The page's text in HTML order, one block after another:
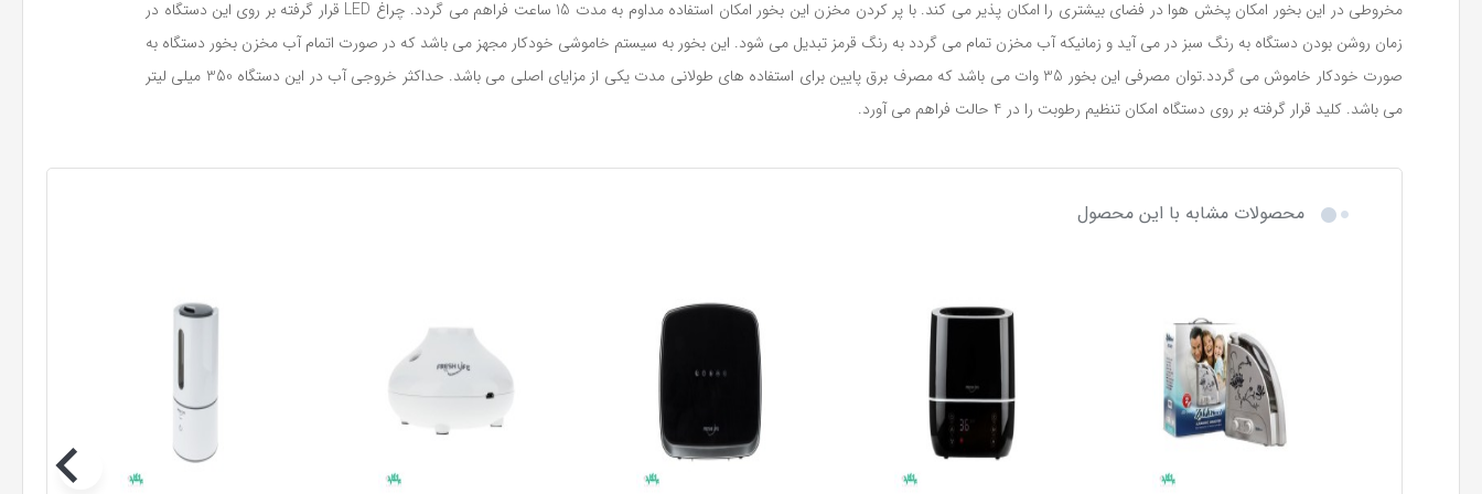
مخروطی در این بخور امکان پخش هوا در فضای بیشتری را امکان پذیر می کند. با پر کردن مخزن این بخور امکان استفاده مداوم به مدت 15 ساعت فراهم می گردد. چراغ LED قرار گرفته بر روی این دستگاه در
زمان روشن بودن دستگاه به رنگ سبز در می آید و زمانیکه آب مخزن تمام می گردد به رنگ قرمز تبدیل می شود. این بخور به سیستم خاموشی خودکار مجهز می باشد که در صورت اتمام آب مخزن بخور دستگاه به
صورت خودکار خاموش می گردد.توان مصرفی این بخور 35 وات می باشد که مصرف برق پایین برای استفاده های طولانی مدت یکی از مزایای اصلی می باشد. حداکثر خروجی آب در این دستگاه 350 میلی لیتر
می باشد. کلید قرار گرفته بر روی دستگاه امکان تنظیم رطوبت را در 4 حالت فراهم می آورد.
محصولات مشابه با این محصول